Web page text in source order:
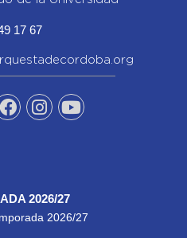
17 67
2026/27
2026/27